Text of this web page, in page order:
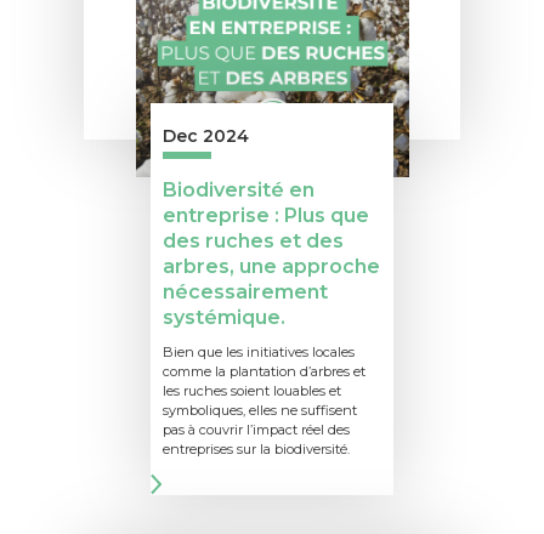
Dec 2024
Biodiversité en
entreprise : Plus que
des ruches et des
arbres, une approche
nécessairement
systémique.
Bien que les initiatives locales
comme la plantation d’arbres et
les ruches soient louables et
symboliques, elles ne suffisent
pas à couvrir l’impact réel des
entreprises sur la biodiversité.